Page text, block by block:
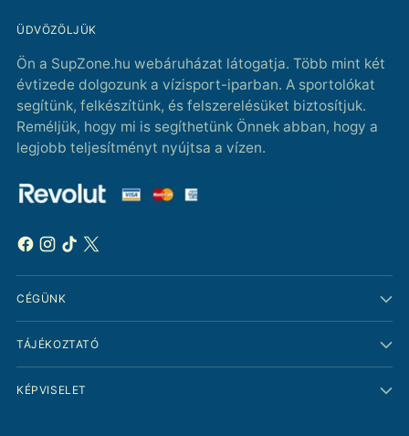
ÜDVÖZÖLJÜK
Ön a SupZone.hu webáruházat látogatja. Több mint két
évtizede dolgozunk a vízisport-iparban. A sportolókat
segítünk, felkészítünk, és felszerelésüket biztosítjuk.
Reméljük, hogy mi is segíthetünk Önnek abban, hogy a
legjobb teljesítményt nyújtsa a vízen.
CÉGÜNK
TÁJÉKOZTATÓ
KÉPVISELET